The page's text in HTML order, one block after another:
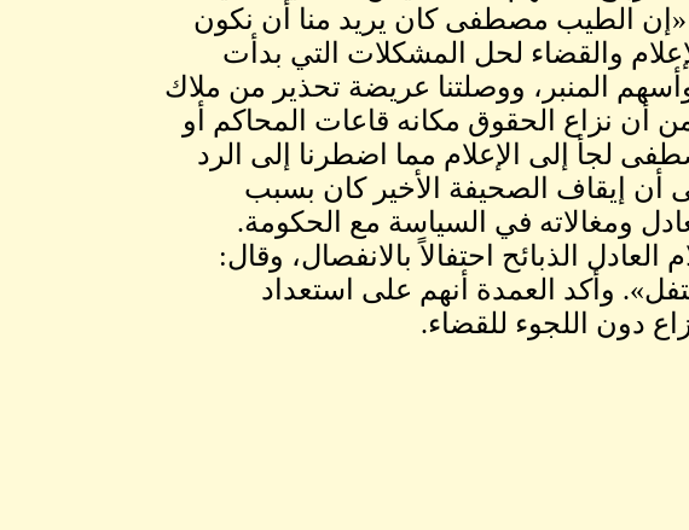
المساهمين 6%، وقال: «إن الطيب مصطفى كان يريد منا أن نكون
والقضاء لحل المشكلات التي بدأت
المنبر، ووصلتنا عريضة تحذير من ملاك
أن نزاع الحقوق مكانه قاعات المحاكم أو
لجأ إلى الإعلام مما اضطرنا إلى الرد
أن إيقاف الصحيفة الأخير كان بسبب
ومغالاته في السياسة مع الحكومة.
الذبائح احتفالاً بالانفصال، وقال:
وأكد العمدة أنهم على استعداد
دون اللجوء للقضاء.